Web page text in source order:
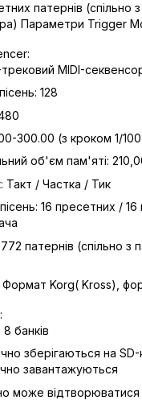
патернів (спільно
Параметри Trigger
MIDI-
128
300.00 (з кроком 1/100
об'єм пам'яті:
Такт / Частка / Тик
16 пресетних /
патернів (спільно з
Korg( Kross),
8 банків
зберігаються на SD-
завантажуються
може